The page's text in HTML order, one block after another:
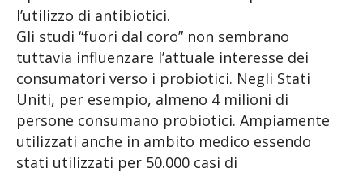
l’utilizzo di antibiotici.
Gli studi “fuori dal coro” non sembrano
tuttavia influenzare l’attuale interesse dei
consumatori verso i probiotici. Negli Stati
Uniti, per esempio, almeno 4 milioni di
persone consumano probiotici. Ampiamente
utilizzati anche in ambito medico essendo
stati utilizzati per 50.000 casi di